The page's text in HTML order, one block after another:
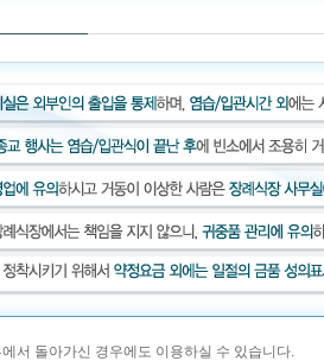
서 돌아가신 경우에도 이용하실 수 있습니다.